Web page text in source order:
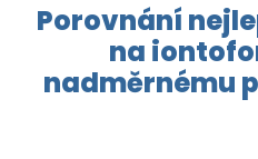
Porovnání
na
nadměrnému